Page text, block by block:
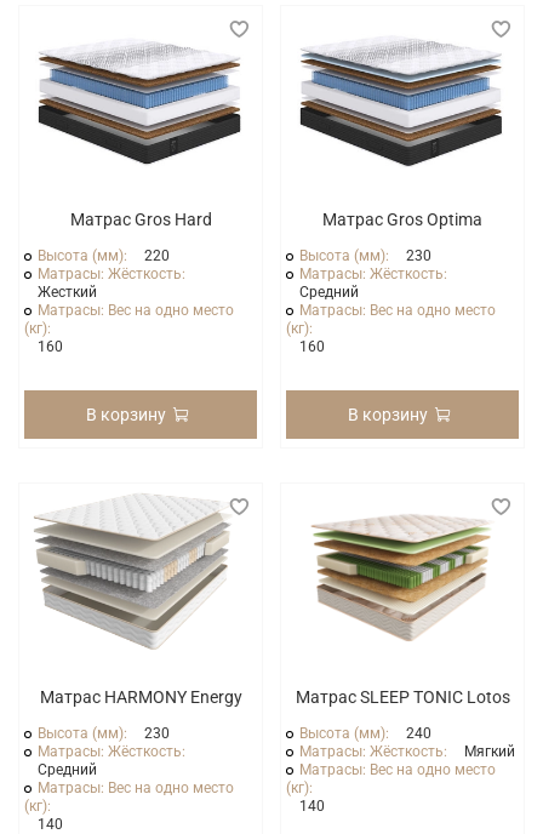
Матрас Gros Hard
Высота (мм):
220
Матрасы: Жёсткость:
Жесткий
Матрасы: Вес на одно место
(кг):
160
В корзину
Матрас Gros Optima
Высота (мм):
230
Матрасы: Жёсткость:
Средний
Матрасы: Вес на одно место
(кг):
160
В корзину
Матрас HARMONY Energy
Высота (мм):
230
Матрасы: Жёсткость:
Средний
Матрасы: Вес на одно место
(кг):
140
Матрас SLEEP TONIC Lotos
Высота (мм):
240
Матрасы: Жёсткость:
Мягкий
Матрасы: Вес на одно место
(кг):
140